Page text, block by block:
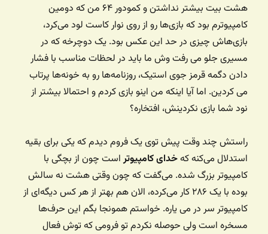
هشت بیت بیشتر نداشتن و کمودور ۶۴ من که دومین
کامپیوترم بود که بازی‌ها رو از روی نوار کاست لود می‌کرد،
بازی‌هاش چیزی در حد این عکس بود. یک دوچرخه که در
مسیری جلو می رفت وش ما باید در لحظات مناسب با فشار
دادن دگمه قرمز جوی استیک، روزنامه‌ها رو به خونه‌ها پرتاب
می کردین. اما آیا اینکه من اینو بازی کردم و احتمالا بیشتر از
نود شما بازی نکردینش، افتخاره؟
راستش چند وقت پیش توی یک فروم دیدم که یکی برای بقیه
استدلال می‌کنه کهخدای کامپیوتراست چون از بچگی با
کامپیوتر بزرگ شده. می‌گفت که چون وقتی هشت نه سالش
بوده با یک ۲۸۶ کار می‌کرده، الان هم بهتر از هر کس دیگه‌ای از
کامپیوتر سر در می یاره. خواستم همونجا بگم این حرف‌ها
مسخره است ولی حوصله نکردم تو فرومی که توش فعال